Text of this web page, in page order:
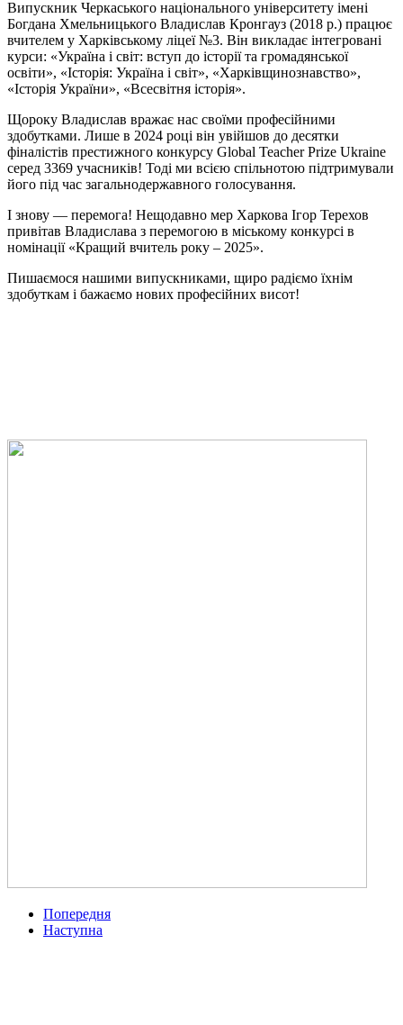
Випускник Черкаського національного університету імені
Богдана Хмельницького Владислав Кронгауз (2018 р.) працює
вчителем у Харківському ліцеї №3. Він викладає інтегровані
курси: «Україна і світ: вступ до історії та громадянської
освіти», «Історія: Україна і світ», «Харківщинознавство»,
«Історія України», «Всесвітня історія».
Щороку Владислав вражає нас своїми професійними
здобутками. Лише в 2024 році він увійшов до десятки
фіналістів престижного конкурсу Global Teacher Prize Ukraine
серед 3369 учасників! Тоді ми всією спільнотою підтримували
його під час загальнодержавного голосування.
І знову — перемога! Нещодавно мер Харкова Ігор Терехов
привітав Владислава з перемогою в міському конкурсі в
номінації «Кращий вчитель року – 2025».
Пишаємося нашими випускниками, щиро радіємо їхнім
здобуткам і бажаємо нових професійних висот!
Попередня
Наступна